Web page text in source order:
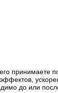
до или